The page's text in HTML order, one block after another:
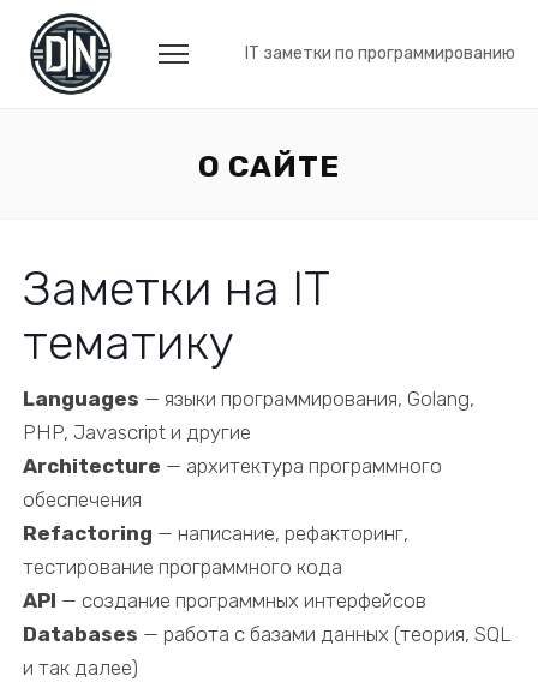
IT заметки по программированию
О САЙТЕ
Заметки на IT
тематику
Languages — языки программирования, Golang,
PHP, Javascript и другие
Architecture — архитектура программного
обеспечения
Refactoring — написание, рефакторинг,
тестирование программного кода
API — создание программных интерфейсов
Databases — работа с базами данных (теория, SQL
и так далее)